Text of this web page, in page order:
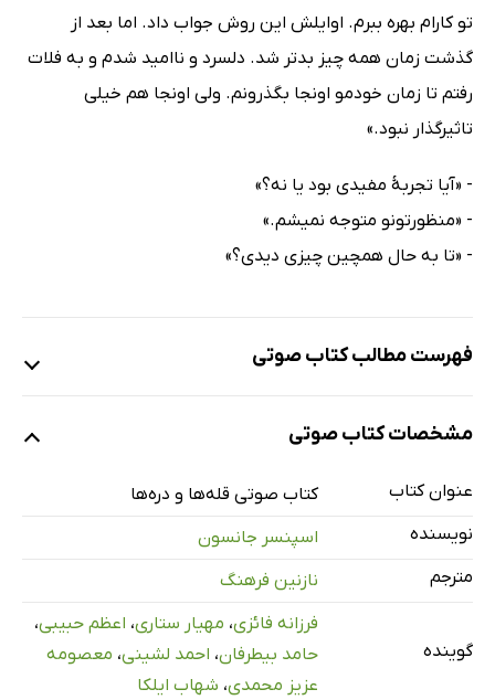
تو کارام بهره ببرم. اوایلش این روش جواب داد. اما بعد از
گذشت زمان همه چیز بدتر شد. دلسرد و ناامید شدم و به فلات
رفتم تا زمان خودمو اونجا بگذرونم. ولی اونجا هم خیلی
تاثیرگذار نبود.»
- «آیا تجربهٔ مفیدی بود یا نه؟»
- «منظورتونو متوجه نمیشم.»
- «تا به حال همچین چیزی دیدی؟»
فهرست مطالب کتاب صوتی
نمونه
پیش داستان
فصل اول: احساس سرخوردگی و افسردگی در دره
فصل دوم: یافتن پاسخ‌ها
13 دقیقه
فصل چهارم: استراحتگاه
مشخصات کتاب صوتی
عنوان کتاب
کتاب صوتی قله‌ها و دره‌ها
نویسنده
اسپنسر جانسون
مترجم
نازنین فرهنگ
گوینده
فرزانه فائزی، مهیار ستاری، اعظم حبیبی،
حامد بیطرفان، احمد لشینی، معصومه
عزیز محمدی، شهاب ایلکا